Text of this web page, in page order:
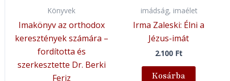
Könyvek
Imakönyv az orthodox
keresztények számára –
fordította és
szerkesztette Dr. Berki
Feriz
imádság, imaélet
Irma Zaleski: Élni a
Jézus-imát
2.100 Ft
Kosárba